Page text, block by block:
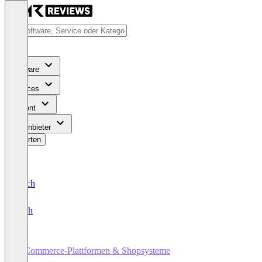
Software
Services
Content
Für Anbieter
Bewerten
Deutsch
English
E-Commerce-Plattformen & Shopsysteme